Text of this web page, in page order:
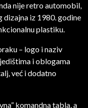
nije retro automobil,
dizajna iz 1980. godine
plastiku.
– logo i naziv
i oblogama
već i dodatno
komandna tabla, a